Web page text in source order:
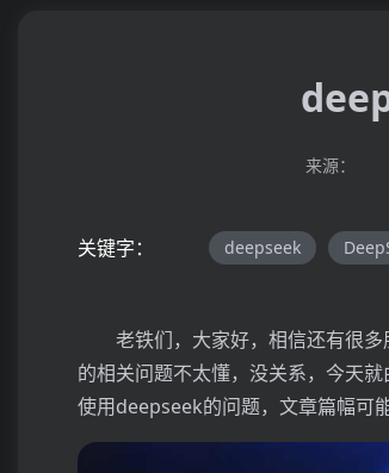
来源：
关键字： deepseek
老铁们，大家好，相信还有很
的相关问题不太懂，没关系，今天
使用deepseek的问题，文章篇幅可